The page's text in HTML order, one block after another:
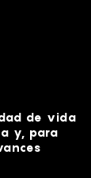
de vida
y, para